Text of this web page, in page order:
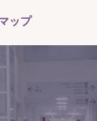
ップ